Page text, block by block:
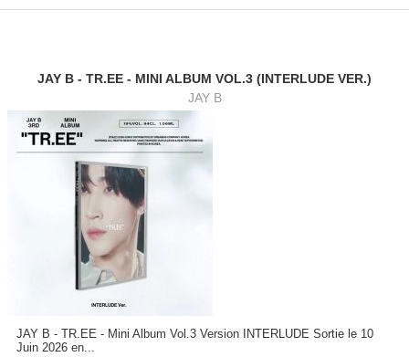
JAY B - TR.EE - MINI ALBUM VOL.3 (INTERLUDE VER.)
JAY B
JAY B - TR.EE - Mini Album Vol.3 Version INTERLUDE Sortie le 10
Juin 2026 en...